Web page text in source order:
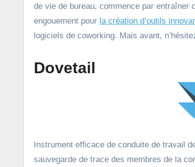
de vie de bureau, commence par entraîner
engouement pour la création d’outils
logiciels de coworking. Mais avant,
Dovetail
Instrument efficace de conduite de travail
sauvegarde de trace des membres de la